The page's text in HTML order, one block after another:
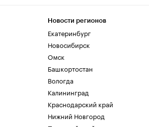
Новости регионов
Екатеринбург
Новосибирск
Омск
Башкортостан
Вологда
Калининград
Краснодарский край
Нижний Новгород